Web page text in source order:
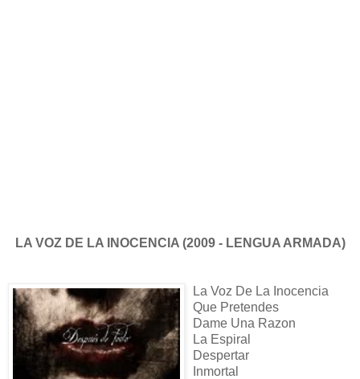
LA VOZ DE LA INOCENCIA (2009 - LENGUA ARMADA)
La Voz De La Inocencia
Que Pretendes
Dame Una Razon
La Espiral
Despertar
Inmortal